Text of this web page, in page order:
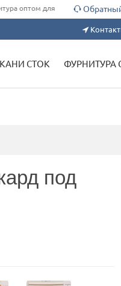
оптом для одежды швейным
СТОК ФУРНИТУРА
под